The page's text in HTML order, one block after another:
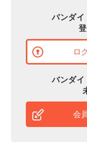
バンダイ
ロ
バンダイ
会